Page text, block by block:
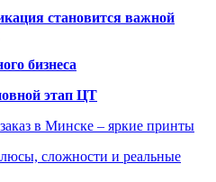
становится важной
бизнеса
этап ЦТ
в Минске – яркие принты
сложности и реальные